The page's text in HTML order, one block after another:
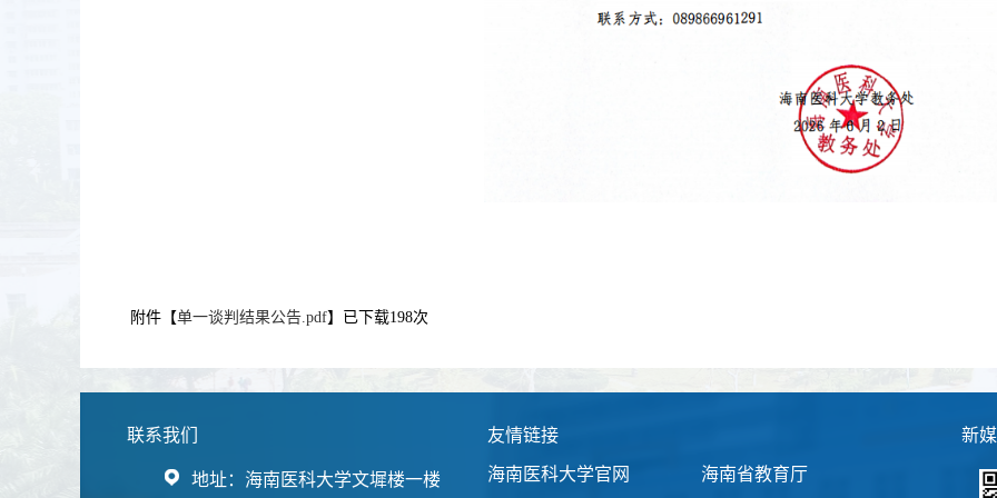
附件【单一谈判结果公告.pdf】已下载198次
联系我们
地址：海南医科大学文墀楼一楼
友情链接
海南医科大学官网 海南省教育厅
新